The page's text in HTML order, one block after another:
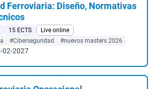
Ferroviaria: Diseño, Normativas
15 ECTS
Live online
#Ciberseguridad #nuevos masters 2026
02-2027